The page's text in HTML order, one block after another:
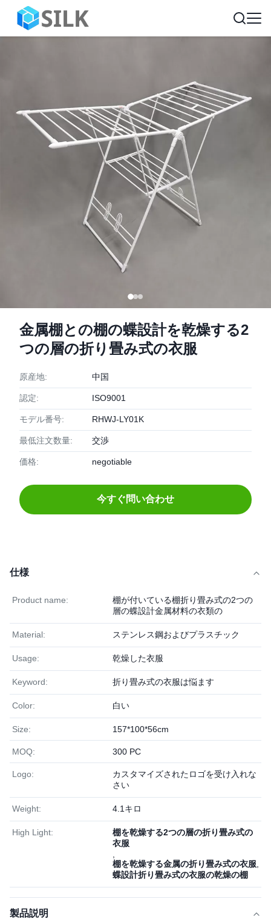
金属棚との棚の蝶設計を乾燥する2
つの層の折り畳み式の衣服
原産地: 中国
認定: ISO9001
モデル番号: RHWJ-LY01K
最低注文数量: 交渉
価格: negotiable
今すぐ問い合わせ
仕様
Product name:
棚が付いている棚折り畳み式の2つの
層の蝶設計金属材料の衣類の
Material: ステンレス鋼およびプラスチック
Usage: 乾燥した衣服
Keyword: 折り畳み式の衣服は悩ます
Color: 白い
Size: 157*100*56cm
MOQ: 300 PC
Logo:
カスタマイズされたロゴを受け入れな
さい
Weight: 4.1キロ
High Light:
棚を乾燥する2つの層の折り畳み式の
衣服
棚を乾燥する金属の折り畳み式の衣服
蝶設計折り畳み式の衣服の乾燥の棚
製品説明